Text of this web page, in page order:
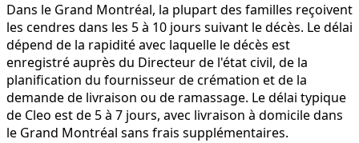
Dans le Grand Montréal, la plupart des familles reçoivent
les cendres dans les 5 à 10 jours suivant le décès. Le délai
dépend de la rapidité avec laquelle le décès est
enregistré auprès du Directeur de l'état civil, de la
planification du fournisseur de crémation et de la
demande de livraison ou de ramassage. Le délai typique
de Cleo est de 5 à 7 jours, avec livraison à domicile dans
le Grand Montréal sans frais supplémentaires.